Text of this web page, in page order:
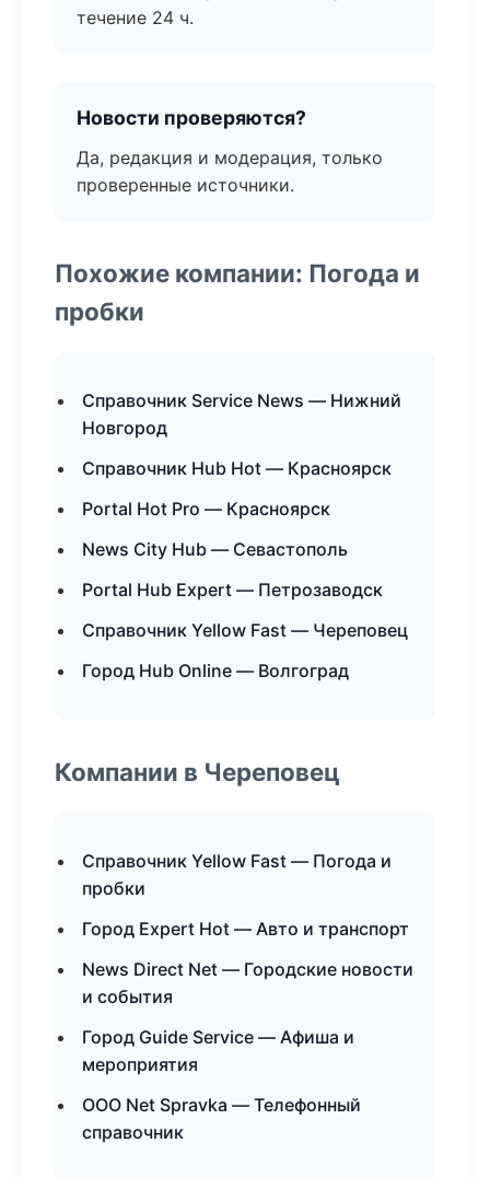
течение 24 ч.
Новости проверяются?
Да, редакция и модерация, только
проверенные источники.
Похожие компании: Погода и
пробки
Справочник Service News — Нижний
Новгород
Справочник Hub Hot — Красноярск
Portal Hot Pro — Красноярск
News City Hub — Севастополь
Portal Hub Expert — Петрозаводск
Справочник Yellow Fast — Череповец
Город Hub Online — Волгоград
Компании в Череповец
Справочник Yellow Fast — Погода и
пробки
Город Expert Hot — Авто и транспорт
News Direct Net — Городские новости
и события
Город Guide Service — Афиша и
мероприятия
ООО Net Spravka — Телефонный
справочник